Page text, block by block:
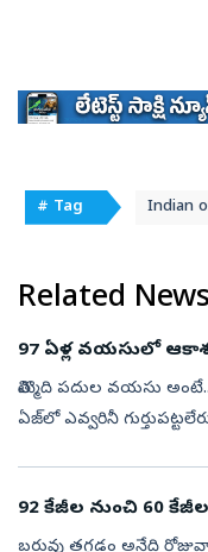
# Tag Indian
Related
97 ఏళ్ల వయసులో
తొమ్మిది పదుల వయసు
ఏజ్‌లో ఎవ్వరినీ
92 కేజీల నుంచి 60